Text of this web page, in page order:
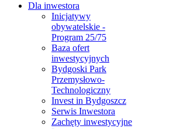
Dla inwestora
Inicjatywy
obywatelskie -
Program 25/75
Baza ofert
inwestycyjnych
Bydgoski Park
Przemysłowo-
Technologiczny
Invest in Bydgoszcz
Serwis Inwestora
Zachęty inwestycyjne